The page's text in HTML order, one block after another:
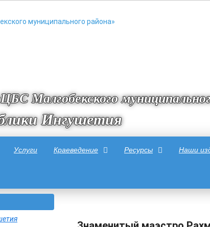
Малгобекского
Ингушетия
Услуги Краеведение Ресурсы Наши